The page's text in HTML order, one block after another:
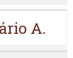
A.